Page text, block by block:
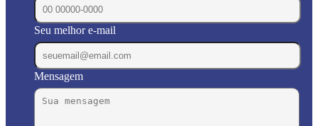
Seu melhor e-mail
Mensagem